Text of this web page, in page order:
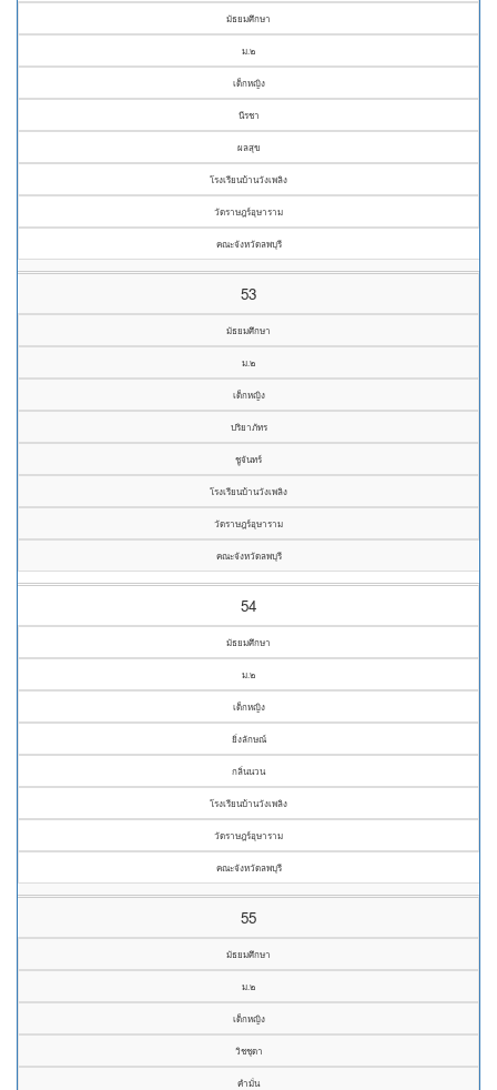
มัธยมศึกษา
ม.๒
เด็กหญิง
นีรชา
ผลสุข
โรงเรียนบ้านวังเพลิง
วัดราษฎร์อุษาราม
คณะจังหวัดลพบุรี
53
มัธยมศึกษา
ม.๒
เด็กหญิง
ปริยาภัทร
ชูจันทร์
โรงเรียนบ้านวังเพลิง
วัดราษฎร์อุษาราม
คณะจังหวัดลพบุรี
54
มัธยมศึกษา
ม.๒
เด็กหญิง
ยิ่งลักษณ์
กลิ่นนวน
โรงเรียนบ้านวังเพลิง
วัดราษฎร์อุษาราม
คณะจังหวัดลพบุรี
55
มัธยมศึกษา
ม.๒
เด็กหญิง
วิชชุดา
คำมั่น